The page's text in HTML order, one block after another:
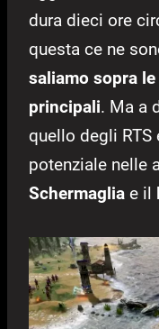
dura dieci ore
questa ce ne
saliamo sopra
principali. Ma a
quello degli
potenziale nelle
Schermaglia e il